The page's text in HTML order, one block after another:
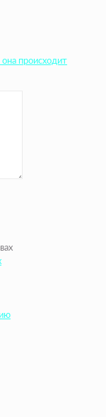
происходит